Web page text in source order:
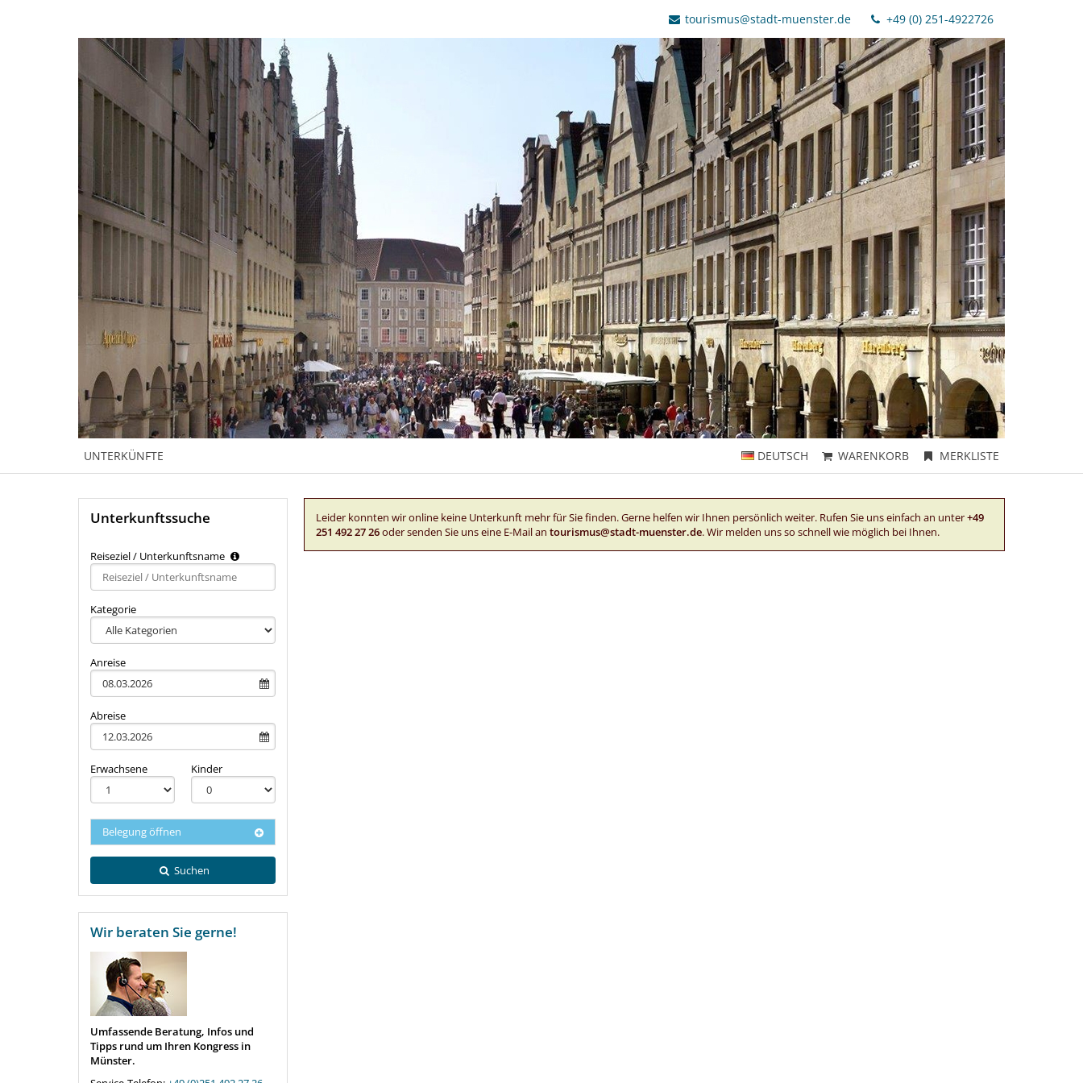
tourismus@stadt-muenster.de +49 (0) 251-4922726
DEUTSCH WARENKORB MERKLISTE
UNTERKÜNFTE
Leider konnten wir online keine Unterkunft mehr für Sie finden. Gerne helfen wir Ihnen persönlich weiter. Rufen Sie uns einfach an unter+49
251 492 27 26oder senden Sie uns eine E-Mail an tourismus@stadt-muenster.de. Wir melden uns so schnell wie möglich bei Ihnen.
Unterkunftssuche
Reiseziel / Unterkunftsname
Kategorie
Anreise
Abreise
Erwachsene Kinder
Belegung öffnen
Suchen
Wir beraten Sie gerne!
Umfassende Beratung, Infos und
Tipps rund um Ihren Kongress in
Münster.